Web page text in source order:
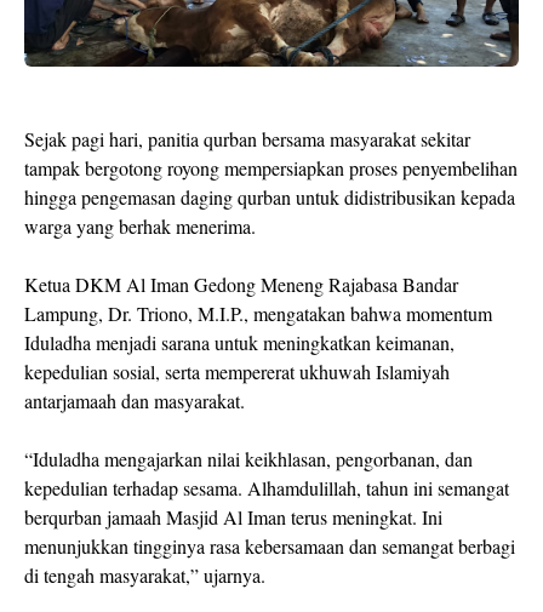
Sejak pagi hari, panitia qurban bersama masyarakat sekitar
tampak bergotong royong mempersiapkan proses penyembelihan
hingga pengemasan daging qurban untuk didistribusikan kepada
warga yang berhak menerima.
Ketua DKM Al Iman Gedong Meneng Rajabasa Bandar
Lampung, Dr. Triono, M.I.P., mengatakan bahwa momentum
Iduladha menjadi sarana untuk meningkatkan keimanan,
kepedulian sosial, serta mempererat ukhuwah Islamiyah
antarjamaah dan masyarakat.
“Iduladha mengajarkan nilai keikhlasan, pengorbanan, dan
kepedulian terhadap sesama. Alhamdulillah, tahun ini semangat
berqurban jamaah Masjid Al Iman terus meningkat. Ini
menunjukkan tingginya rasa kebersamaan dan semangat berbagi
di tengah masyarakat,” ujarnya.